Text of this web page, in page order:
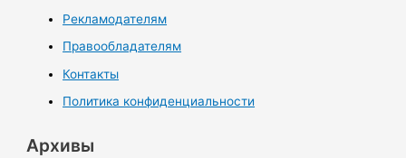
Рекламодателям
Правообладателям
Контакты
Политика конфиденциальности
Архивы